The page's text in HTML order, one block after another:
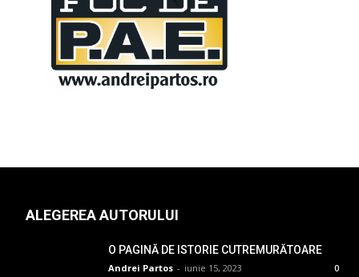
ALEGEREA AUTORULUI
O PAGINĂ DE ISTORIE CUTREMURĂTOARE
Andrei Partos - iunie 15, 2023 0